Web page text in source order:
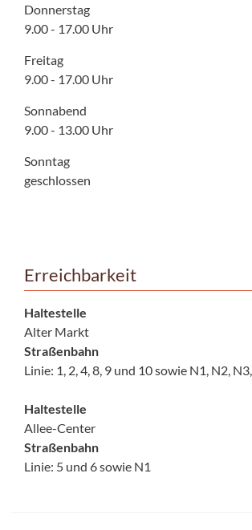
Donnerstag
9.00 - 17.00 Uhr
Freitag
9.00 - 17.00 Uhr
Sonnabend
9.00 - 13.00 Uhr
Sonntag
geschlossen
Erreichbarkeit
Haltestelle
Alter Markt
Straßenbahn
Linie: 1, 2, 4, 8, 9 und 10 sowie N1, N2,
Haltestelle
Allee-Center
Straßenbahn
Linie: 5 und 6 sowie N1